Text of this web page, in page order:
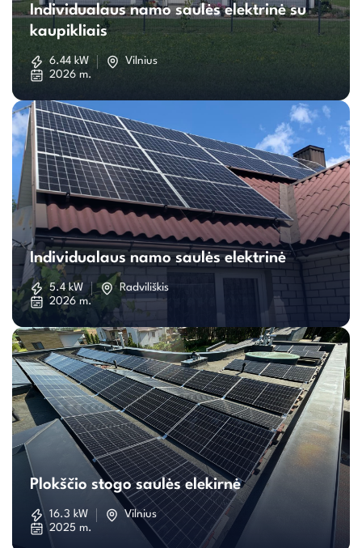
namo
saulės
kaupikliais
Individualaus namo saulės elektrinė su
kaupikliais
6.44 kW
Vilnius
2026 m.
Individualaus
namo
saulės
Individualaus namo saulės elektrinė
5.4 kW
Radviliškis
2026 m.
Plokščio
stogo
saulės
elekirnė
Plokščio stogo saulės elekirnė
16.3 kW
Vilnius
2025 m.